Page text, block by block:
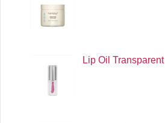
Lip Oil Transparent